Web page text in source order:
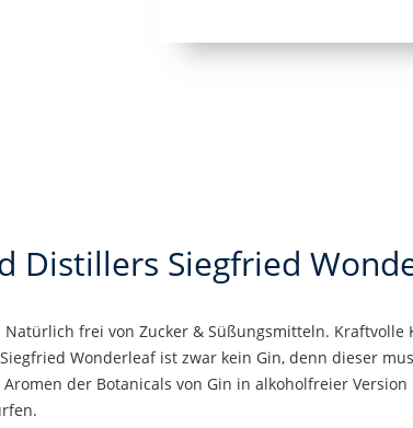
Distillers Siegfried
frei von Zucker & Süßungsmitteln.
Wonderleaf ist zwar kein Gin, denn dieser
der Botanicals von Gin in alkoholfreier